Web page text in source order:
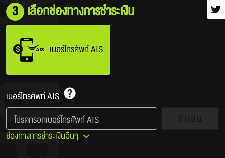
3 เลือกช่องทางการชำระเงิน
เบอร์โทรศัพท์ AIS
เบอร์โทรศัพท์ AIS​
โปรดกรอกเบอร์โทรศัพท์ AIS
ช่องทางการชำระเงินอื่นๆ​